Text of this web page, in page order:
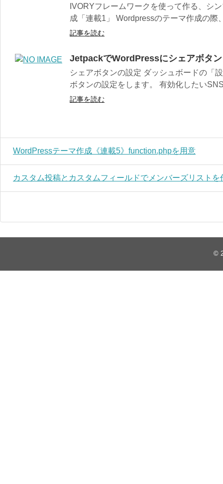
IVORYフレームワークを使って作る、シ
成「連載1」 Wordpressのテーマ作成の際
記事を読む
JetpackでWordPressにシェアボタ
シェアボタンの設定 ダッシュボードの「
ボタンの設定をします。 有効化したい
記事を読む
WordPressテーマ作成《連載5》function.phpを用意
カスタム投稿とカスタムフィールドでメンバーズリストを
©